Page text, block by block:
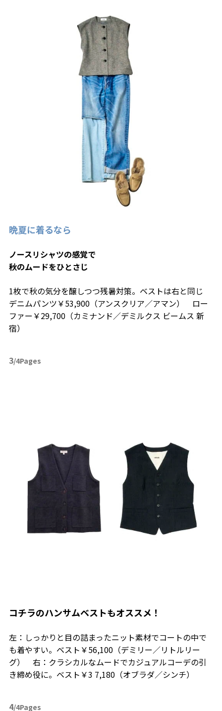
晩夏に着るなら
ノースリシャツの感覚で
秋のムードをひとさじ
1枚で秋の気分を醸しつつ残暑対策。ベストは右と同じ
デニムパンツ￥53,900（アンスクリア／アマン） ロー
ファー￥29,700（カミナンド／デミルクス ビームス 新
宿）
3/4Pages
コチラのハンサムベストもオススメ！
左：しっかりと目の詰まったニット素材でコートの中で
も着やすい。ベスト￥56,100（デミリー／リトルリー
グ） 右：クラシカルなムードでカジュアルコーデの引
き締め役に。ベスト￥3 7,180（オブラダ／シンチ）
4/4Pages